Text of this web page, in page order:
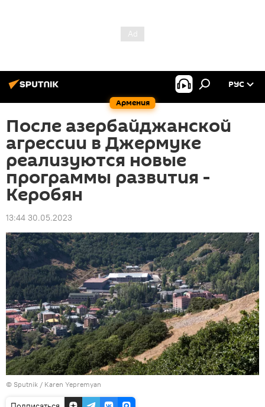
Армения
РУС
После азербайджанской
агрессии в Джермуке
реализуются новые
программы развития -
Керобян
13:44 30.05.2023
© Sputnik / Karen Yepremyan